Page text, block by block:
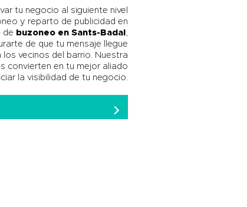
tu negocio al siguiente nivel
y reparto de publicidad en
de buzoneo en Sants-Badal ,
de que tu mensaje llegue
vecinos del barrio. Nuestra
convierten en tu mejor aliado
la visibilidad de tu negocio.